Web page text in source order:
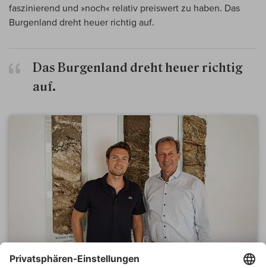
faszinierend und »noch« relativ preiswert zu haben. Das
Burgenland dreht heuer richtig auf.
Das Burgenland dreht heuer richtig
auf.
MAGAZIN